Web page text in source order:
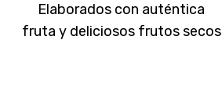
Elaborados con auténtica
fruta y deliciosos frutos secos